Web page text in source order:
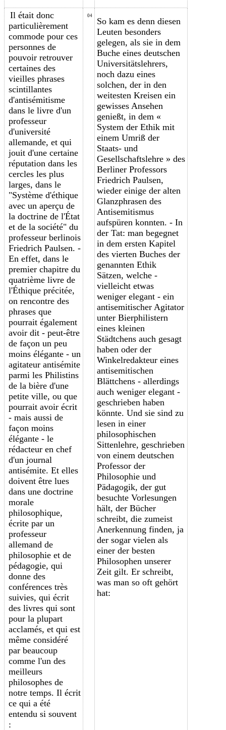
Il était donc
particulièrement
commode pour ces
personnes de
pouvoir retrouver
certaines des
vieilles phrases
scintillantes
d'antisémitisme
dans le livre d'un
professeur
d'université
allemande, et qui
jouit d'une certaine
réputation dans les
cercles les plus
larges, dans le
"Système d'éthique
avec un aperçu de
la doctrine de l'État
et de la société" du
professeur berlinois
Friedrich Paulsen. -
En effet, dans le
premier chapitre du
quatrième livre de
l'Éthique précitée,
on rencontre des
phrases que
pourrait également
avoir dit - peut-être
de façon un peu
moins élégante - un
agitateur antisémite
parmi les Philistins
de la bière d'une
petite ville, ou que
pourrait avoir écrit
- mais aussi de
façon moins
élégante - le
rédacteur en chef
d'un journal
antisémite. Et elles
doivent être lues
dans une doctrine
morale
philosophique,
écrite par un
professeur
allemand de
philosophie et de
pédagogie, qui
donne des
conférences très
suivies, qui écrit
des livres qui sont
pour la plupart
acclamés, et qui est
même considéré
par beaucoup
comme l'un des
meilleurs
philosophes de
notre temps. Il écrit
ce qui a été
entendu si souvent
:
04
So kam es denn diesen
Leuten besonders
gelegen, als sie in dem
Buche eines deutschen
Universitätslehrers,
noch dazu eines
solchen, der in den
weitesten Kreisen ein
gewisses Ansehen
genießt, in dem «
System der Ethik mit
einem Umriß der
Staats- und
Gesellschaftslehre » des
Berliner Professors
Friedrich Paulsen,
wieder einige der alten
Glanzphrasen des
Antisemitismus
aufspüren konnten. - In
der Tat: man begegnet
in dem ersten Kapitel
des vierten Buches der
genannten Ethik
Sätzen, welche -
vielleicht etwas
weniger elegant - ein
antisemitischer Agitator
unter Bierphilistern
eines kleinen
Städtchens auch gesagt
haben oder der
Winkelredakteur eines
antisemitischen
Blättchens - allerdings
auch weniger elegant -
geschrieben haben
könnte. Und sie sind zu
lesen in einer
philosophischen
Sittenlehre, geschrieben
von einem deutschen
Professor der
Philosophie und
Pädagogik, der gut
besuchte Vorlesungen
hält, der Bücher
schreibt, die zumeist
Anerkennung finden, ja
der sogar vielen als
einer der besten
Philosophen unserer
Zeit gilt. Er schreibt,
was man so oft gehört
hat: